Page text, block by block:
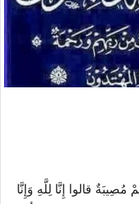
قالوا إِنَّا لِلَّهِ وَإِنَّا